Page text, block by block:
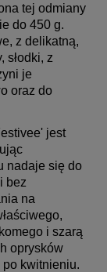
tej odmiany
do 450 g.
z delikatną,
słodki, z
je
oraz do
jest
nadaje się do
bez
na
i szarą
oprysków
kwitnieniu.